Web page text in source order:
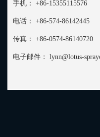
手机： +86-15355115576
电话： +86-574-86142445
传真： +86-0574-86140720
电子邮件： lynn@lotus-